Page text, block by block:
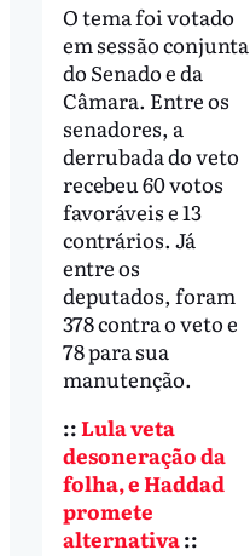
O tema foi votado
em sessão conjunta
do Senado e da
Câmara. Entre os
senadores, a
derrubada do veto
recebeu 60 votos
favoráveis e 13
contrários. Já
entre os
deputados, foram
378 contra o veto e
78 para sua
manutenção.
::Lula veta
desoneração da
folha, e Haddad
promete
alternativa::